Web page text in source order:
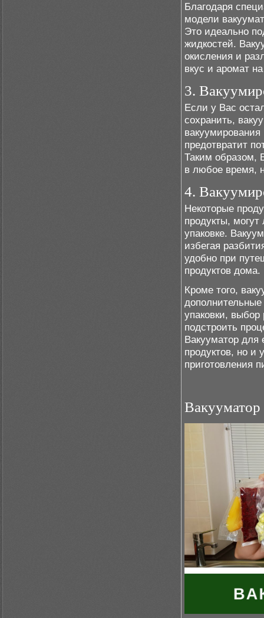
Благодаря
модели
Это идеально
жидкостей.
окисления и
вкус и аромат
3.
Если у Вас
сохранить,
предотвратит
Таким образом,
в любое время,
4.
Некоторые
продукты,
упаковке.
избегая
удобно при
продуктов дома.
Кроме того,
упаковки,
подстроить
Вакууматор для
продуктов, но и
приготовления